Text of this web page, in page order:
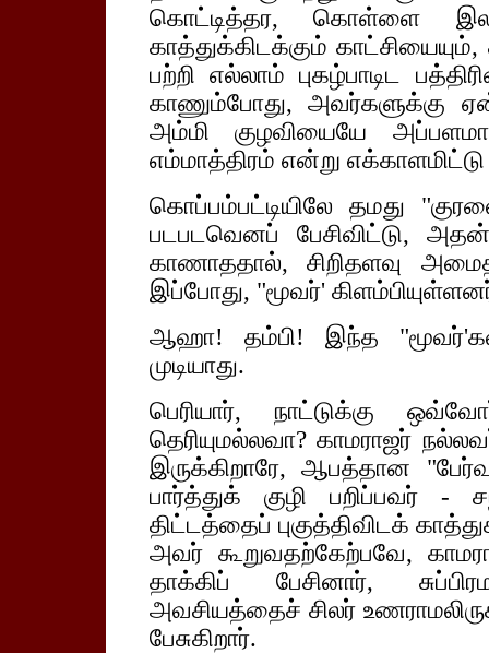
கொட்டித்தர, கொள்ளை
காத்துக்கிடக்கும்
பற்றி எல்லாம் புகழ்பாடிட
காணும்போது,
அம்மி குழவியையே
எம்மாத்திரம் என்று எக்காளமிட்டு
கொப்பம்பட்டியிலே தமது
படபடவெனப் பேசிவிட்டு,
காணாததால், சிறிதளவு
இப்போது, "மூவர்'
ஆஹா! தம்பி! இந்த
முடியாது.
பெரியார், நாட்டுக்கு
தெரியுமல்லவா? காமராஜர்
இருக்கிறாரே, ஆபத்தான
பார்த்துக் குழி பறிப்பவர் -
திட்டத்தைப் புகுத்திவிடக்
அவர் கூறுவதற்கேற்பவே,
தாக்கிப் பேசினார்,
அவசியத்தைச் சிலர்
பேசுகிறார்.